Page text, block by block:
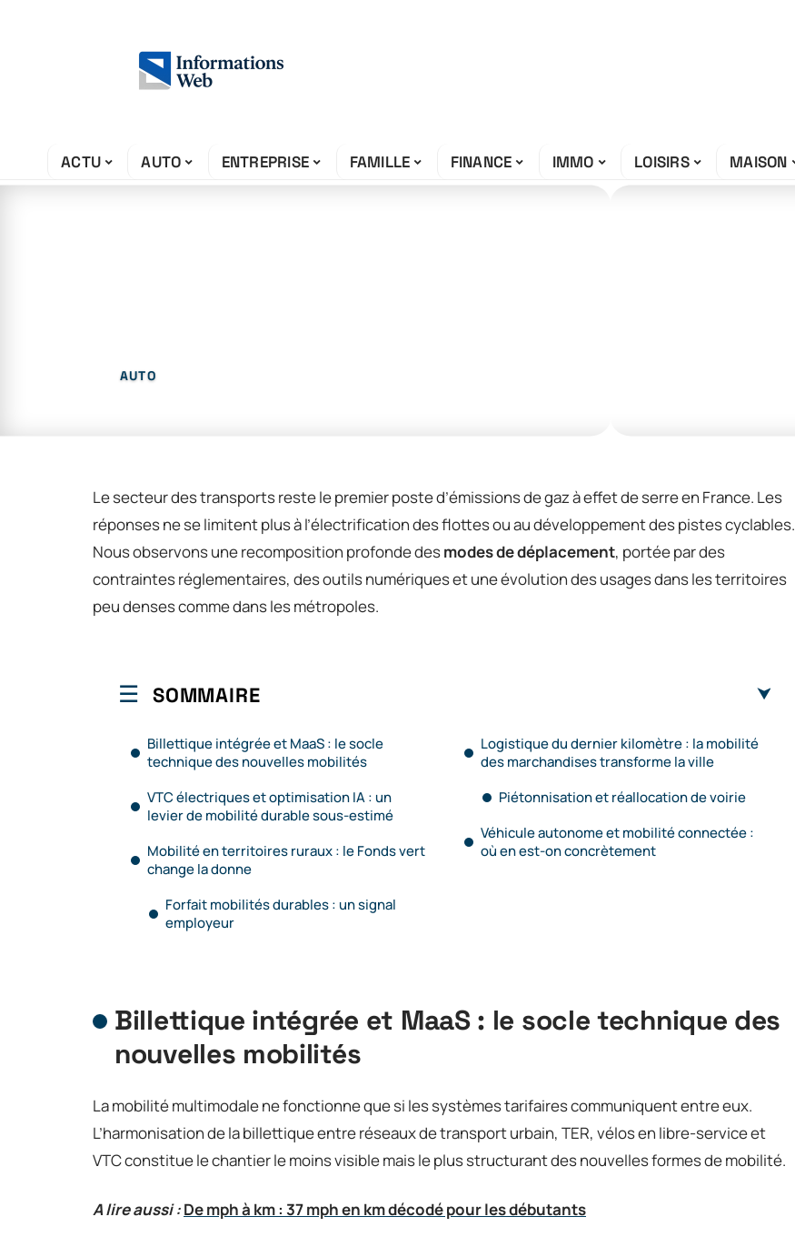
ACTU AUTO ENTREPRISE FAMILLE FINANCE IMMO LOISIRS MAISON
AUTO
Le secteur des transports reste le premier poste d’émissions de gaz à effet de serre en France. Les
réponses ne se limitent plus à l’électrification des flottes ou au développement des pistes cyclables.
Nous observons une recomposition profonde desmodes de déplacement, portée par des
contraintes réglementaires, des outils numériques et une évolution des usages dans les territoires
peu denses comme dans les métropoles.
SOMMAIRE
Billettique intégrée et MaaS : le socle
technique des nouvelles mobilités
VTC électriques et optimisation IA : un
levier de mobilité durable sous-estimé
Mobilité en territoires ruraux : le Fonds vert
change la donne
Forfait mobilités durables : un signal
employeur
Logistique du dernier kilomètre : la mobilité
des marchandises transforme la ville
Piétonnisation et réallocation de voirie
Véhicule autonome et mobilité connectée :
où en est-on concrètement
Billettique intégrée et MaaS : le socle technique des
nouvelles mobilités
La mobilité multimodale ne fonctionne que si les systèmes tarifaires communiquent entre eux.
L’harmonisation de la billettique entre réseaux de transport urbain, TER, vélos en libre-service et
VTC constitue le chantier le moins visible mais le plus structurant des nouvelles formes de mobilité.
A lire aussi :De mph à km : 37 mph en km décodé pour les débutants